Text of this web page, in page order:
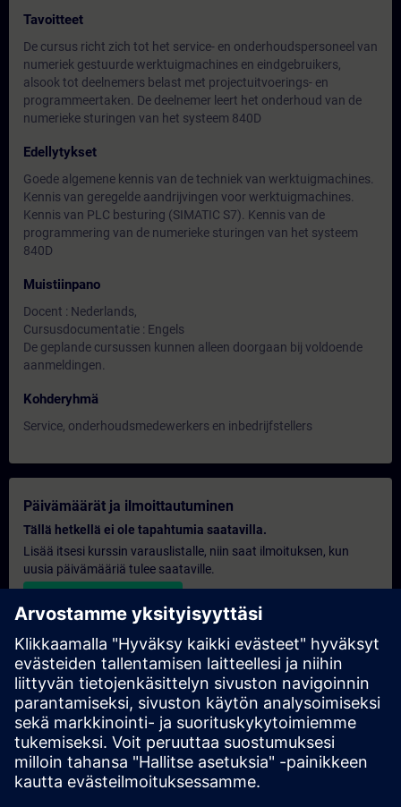
Tavoitteet
De cursus richt zich tot het service- en onderhoudspersoneel van
numeriek gestuurde werktuigmachines en eindgebruikers,
alsook tot deelnemers belast met projectuitvoerings- en
programmeertaken. De deelnemer leert het onderhoud van de
numerieke sturingen van het systeem 840D
Edellytykset
Goede algemene kennis van de techniek van werktuigmachines.
Kennis van geregelde aandrijvingen voor werktuigmachines.
Kennis van PLC besturing (SIMATIC S7). Kennis van de
programmering van de numerieke sturingen van het systeem
840D
Muistiinpano
Docent : Nederlands,
Cursusdocumentatie : Engels
De geplande cursussen kunnen alleen doorgaan bij voldoende
aanmeldingen.
Kohderyhmä
Service, onderhoudsmedewerkers en inbedrijfstellers
Päivämäärät ja ilmoittautuminen
Tällä hetkellä ei ole tapahtumia saatavilla.
Lisää itsesi kurssin varauslistalle, niin saat ilmoituksen, kun
uusia päivämääriä tulee saataville.
Henkilökohtainen tarjous
Jos tarvitset tämän koulutuksen vakiomuotoisen
hintatarjouksen esimerkiksi ostososastollesi, napsauta alla
olevaa linkkiä. Sinun on ensin annettava joitakin henkilötietojasi,
minkä jälkeen sinulle lähetetään hintatarjous sähköpostitse.
Anna tarjous